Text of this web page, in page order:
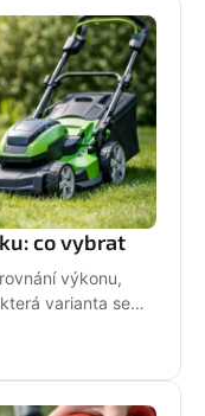
co vybrat
výkonu,
varianta se